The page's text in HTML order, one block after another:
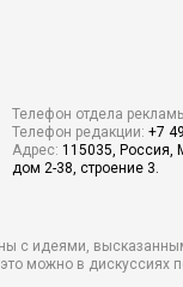
Телефон отдела
Телефон редакции: +7
Адрес: 115035, Россия,
дом 2-38, строение 3.
с идеями,
можно в дискуссиях